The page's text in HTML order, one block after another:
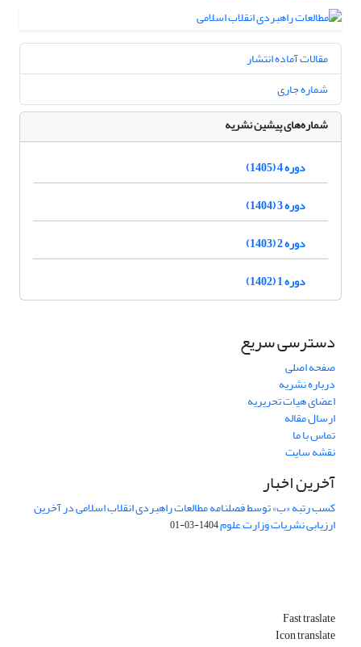
مقالات آماده انتشار
شماره جاری
شماره‌های پیشین نشریه
دوره 4 (1405)
دوره 3 (1404)
دوره 2 (1403)
دوره 1 (1402)
دسترسی سریع
صفحه اصلی
درباره نشریه
اعضای هیات تحریریه
ارسال مقاله
تماس با ما
نقشه سایت
آخرین اخبار
کسب رتبه «ب» توسط فصلنامه مطالعات راهبردی انقلاب اسلامی در آخرین
ارزیابی نشریات وزارت علوم1404-03-01
Fast traslate
Icon translate